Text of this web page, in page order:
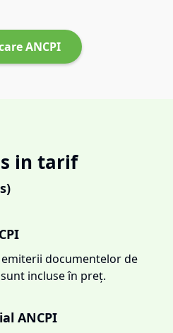
ANCPI
in tarif
documentelor de
incluse în preț.
ANCPI